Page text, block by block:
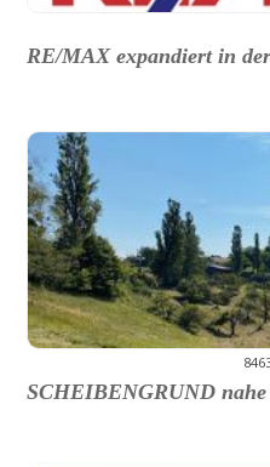
RE/MAX expandiert in
SCHEIBENGRUND